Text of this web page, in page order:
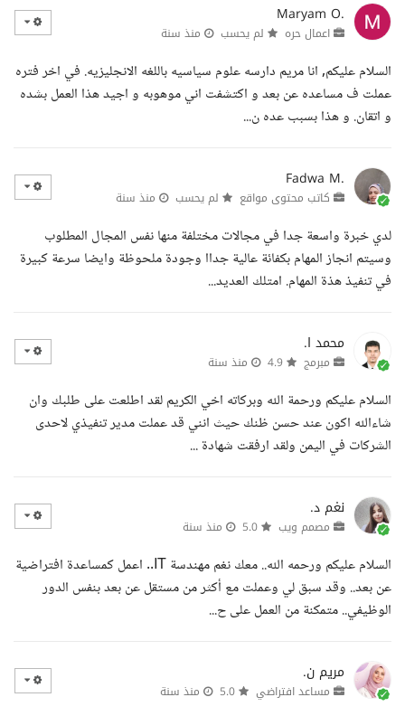
Maryam O.
اعمال حره لم يحسب منذ سنة
السلام عليكم, انا مريم دارسه علوم سياسيه باللغه الانجليزيه. في اخر فتره
عملت ف مساعده عن بعد و اكتشفت اني موهوبه و اجيد هذا العمل بشده
و اتقان. و هذا بسبب عده ن...
Fadwa M.
كاتب محتوى مواقع لم يحسب منذ سنة
لدي خبرة واسعة جدا في مجالات مختلفة منها نفس المجال المطلوب
وسيتم انجاز المهام بكفائة عالية جداا وجودة ملحوظة وايضا سرعة كبيرة
في تنفيذ هذة المهام. امتلك العديد...
محمد ا.
مبرمج منذ سنة
السلام عليكم ورحمة الله وبركاته اخي الكريم لقد اطلعت على طلبك وان
شاءالله اكون عند حسن ظنك حيث انني قد عملت مدير تنفيذي لاحدى
الشركات في اليمن ولقد ارفقت شهادة ...
نغم د.
مصمم ويب منذ سنة
السلام عليكم ورحمه الله.. معك نغم مهندسة IT.. اعمل كمساعدة افتراضية
عن بعد.. وقد سبق لي وعملت مع أكثر من مستقل عن بعد بنفس الدور
الوظيفي.. متمكنة من العمل على ح...
مريم ن.
مساعد افتراضي منذ سنة